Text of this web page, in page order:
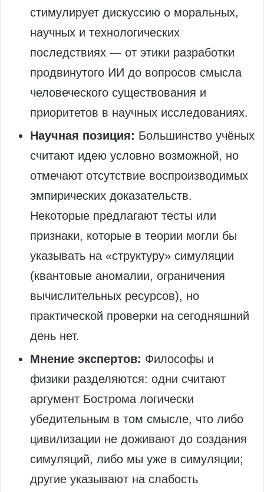
стимулирует дискуссию о моральных,
научных и технологических
последствиях — от этики разработки
продвинутого ИИ до вопросов смысла
человеческого существования и
приоритетов в научных исследованиях.
Научная позиция: Большинство учёных
считают идею условно возможной, но
отмечают отсутствие воспроизводимых
эмпирических доказательств.
Некоторые предлагают тесты или
признаки, которые в теории могли бы
указывать на «структуру» симуляции
(квантовые аномалии, ограничения
вычислительных ресурсов), но
практической проверки на сегодняшний
день нет.
Мнение экспертов: Философы и
физики разделяются: одни считают
аргумент Бострома логически
убедительным в том смысле, что либо
цивилизации не доживают до создания
симуляций, либо мы уже в симуляции;
другие указывают на слабость